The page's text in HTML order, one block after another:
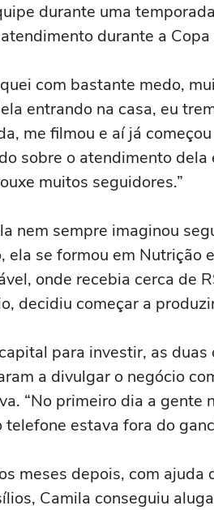
durante uma
durante a
com bastante medo,
entrando na casa, eu
me filmou e aí já
sobre o atendimento
muitos seguidores.”
nem sempre imaginou
ela se formou em Nutrição
onde recebia cerca de
decidiu começar a
para investir, as
a divulgar o negócio
“No primeiro dia a gente
telefone estava fora do
meses depois, com
Camila conseguiu